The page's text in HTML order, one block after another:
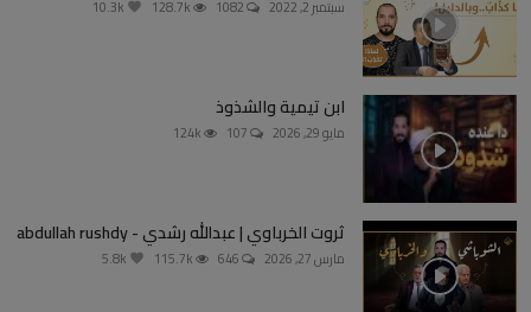
سبتمبر 2, 2022
ابن تيمية والشذوذ
مايو 29, 2026
ثروت الخرباوي | عبدالله رشدي - abdullah rushdy
مارس 27, 2026